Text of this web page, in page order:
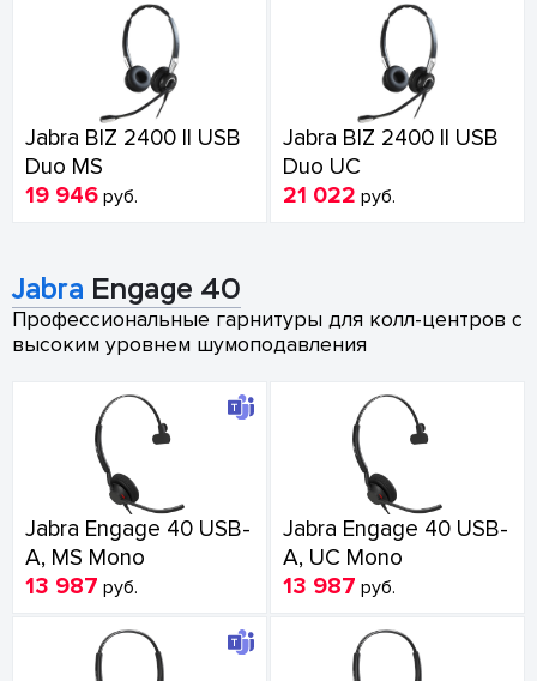
Jabra BIZ 2400 II USB
Duo MS
19 946 руб.
Jabra BIZ 2400 II USB
Duo UC
21 022 руб.
Jabra Engage 40
Профессиональные гарнитуры для колл-центров с
высоким уровнем шумоподавления
Jabra Engage 40 USB-
A, MS Mono
13 987 руб.
Jabra Engage 40 USB-
A, UC Mono
13 987 руб.